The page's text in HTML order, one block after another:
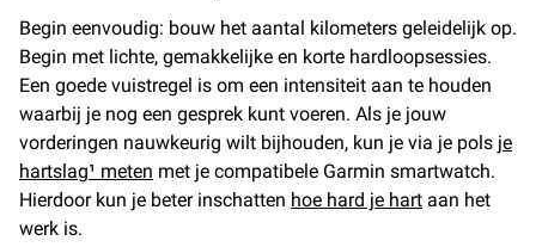
Begin eenvoudig: bouw het aantal kilometers geleidelijk op.
Begin met lichte, gemakkelijke en korte hardloopsessies.
Een goede vuistregel is om een intensiteit aan te houden
waarbij je nog een gesprek kunt voeren. Als je jouw
vorderingen nauwkeurig wilt bijhouden, kun je via je pols je
hartslag¹ meten met je compatibele Garmin smartwatch.
Hierdoor kun je beter inschatten hoe hard je hart aan het
werk is.